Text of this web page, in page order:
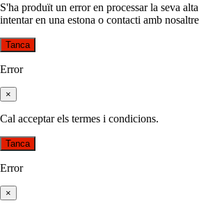
S'ha produït un error en processar la seva
intentar en una estona o contacti amb
Tanca
Error
×
Cal acceptar els termes i condicions.
Tanca
Error
×